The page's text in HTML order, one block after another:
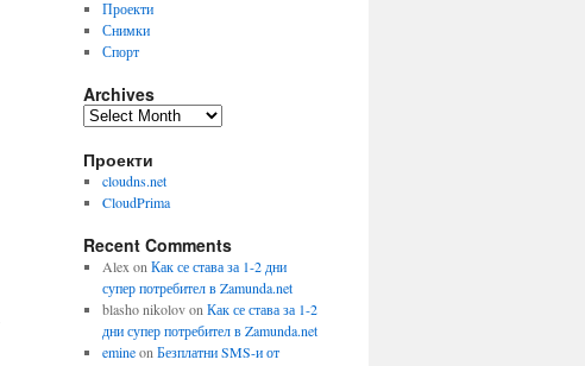
Проекти
Снимки
Спорт
Archives
Archives
Проекти
cloudns.net
CloudPrima
Recent Comments
Alex on Как се става за 1-2 дни
супер потребител в Zamunda.net
blasho nikolovon Как се става за 1-2
дни супер потребител в Zamunda.net
emineon Безплатни SMS-и от